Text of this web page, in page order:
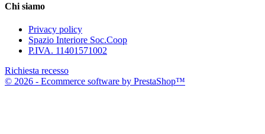
Chi siamo
Privacy policy
Spazio Interiore Soc.Coop
P.IVA. 11401571002
Richiesta recesso
© 2026 - Ecommerce software by PrestaShop™